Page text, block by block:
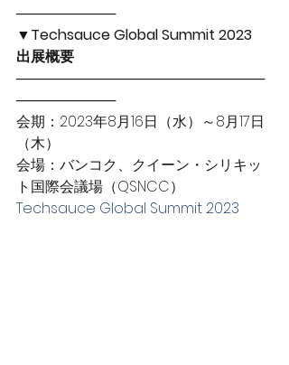
──────────
▼Techsauce Global Summit 2023
出展概要
─────────────────────────
──────────
会期：2023年8月16日（水）～8月17日
（木）
会場：バンコク、クイーン・シリキッ
ト国際会議場（QSNCC）
Techsauce Global Summit 2023